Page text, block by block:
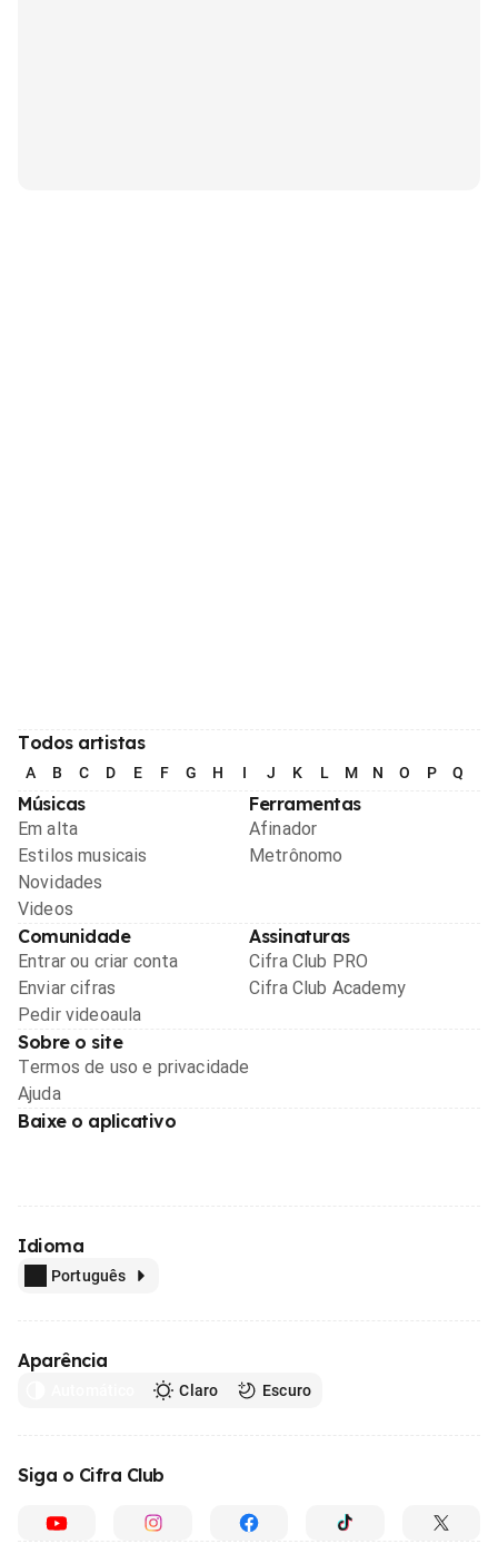
Todos artistas
A B C D E F G H I J K L M N O P Q
Músicas
Em alta
Estilos musicais
Novidades
Videos
Ferramentas
Afinador
Metrônomo
Comunidade
Entrar ou criar conta
Enviar cifras
Pedir videoaula
Assinaturas
Cifra Club PRO
Cifra Club Academy
Sobre o site
Termos de uso e privacidade
Ajuda
Baixe o aplicativo
Idioma
Português
Aparência
Claro Escuro
Siga o Cifra Club